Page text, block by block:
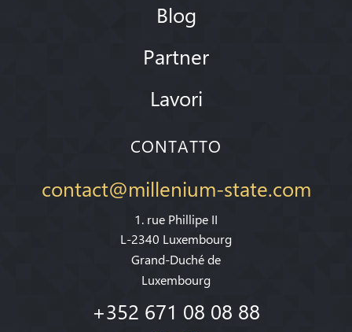
Blog
Partner
Lavori
CONTATTO
contact@millenium-state.com
1. rue Phillipe II
L-2340 Luxembourg
Grand-Duché de
Luxembourg
+352 671 08 08 88